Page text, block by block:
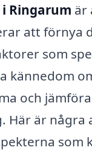
Ringarum är
att förnya
som
kännedom
och
Här är några
som